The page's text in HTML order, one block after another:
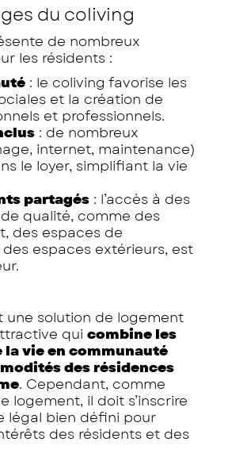
du coliving
de nombreux
les résidents :
: le coliving favorise les
et la création de
et professionnels.
: de nombreux
internet, maintenance)
le loyer, simplifiant la vie
partagés : l’accès à des
qualité, comme des
des espaces de
espaces extérieurs, est
une solution de logement
qui combine les
la vie en communauté
des résidences
. Cependant, comme
logement, il doit s’inscrire
légal bien défini pour
des résidents et des